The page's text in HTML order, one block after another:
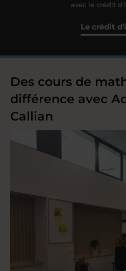
avec le crédit
Le crédit
Des cours de
différence avec
Callian